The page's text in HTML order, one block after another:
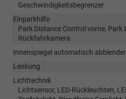
Geschwindigkeitsbegrenzer
Einparkhilfe
Park Distance Control vorne, Park
Rückfahrkamera
Innenspiegel automatisch
Lenkung
Lichttechnik
Lichtsensor, LED-Rückleuchten,